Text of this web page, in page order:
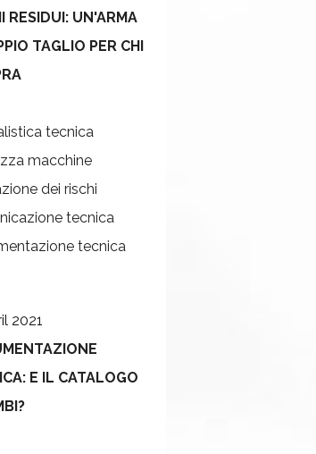
RESIDUI: UN'ARMA
TAGLIO PER CHI
tecnica
macchine
dei rischi
tecnica
tecnica
2021
E IL CATALOGO